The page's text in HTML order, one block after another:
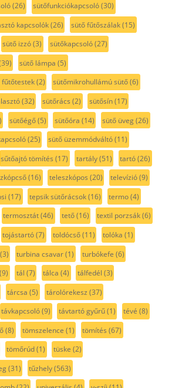
(26) sütőfunkciókapcsoló(30)
kapcsolók(26) sütő fűtőszálak(15)
sütő izzó(3) sütőkapcsoló(27)
sütő lámpa (5)
fűtőtestek(2) sütőmikrohullámú sütő(6)
(32) sütőrács (2) sütősín(17)
sütőégő(5) sütőóra (14) sütő üveg(26)
(25) sütő üzemmódváltó(11)
sűtőajtó tömítés (17) tartály(51) tartó(26)
(16) teleszkópos (20) televízió(9)
(17) tepsik sütőrácsok(16) termo(4)
termosztát(46) tető(16) textil porzsák(6)
tojástartó(7) toldócső(11) tolóka (1)
turbina csavar(1) turbókefe (6)
(9) tál (7) tálca (4) tálfedél (3)
tárcsa (5) tárolórekesz (37)
távkapcsoló(9) távtartó gyűrű(1) tévé (8)
(8) tömszelence (1) tömítés (67)
tömőrúd(1) tüske (2)
(31) tűzhely(563)